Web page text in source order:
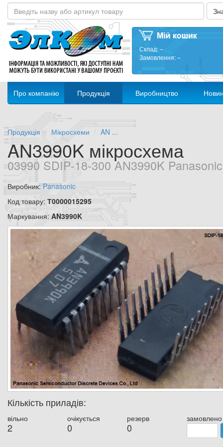
Склад:–
Замовлення:–
Про компанію Продукція Виробництво
Продукція Мікросхеми AN ...
AN3990K мікросхема
03990 SDIP-18-300 AN3990K Panasonic
Виробник:Panasonic
Код товару: Т0000015295
Маркування: AN3990K
Кількість приладів:
вільно
2
очікується
0
резерв
0
замовлено